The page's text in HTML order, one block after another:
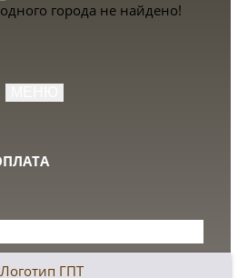
города не найдено!